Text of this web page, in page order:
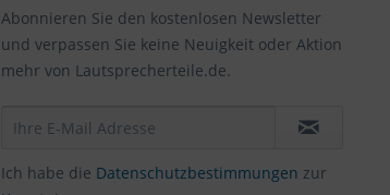
Abonnieren Sie den kostenlosen Newsletter
und verpassen Sie keine Neuigkeit oder Aktion
mehr von Lautsprecherteile.de.
Ich habe die Datenschutzbestimmungen zur